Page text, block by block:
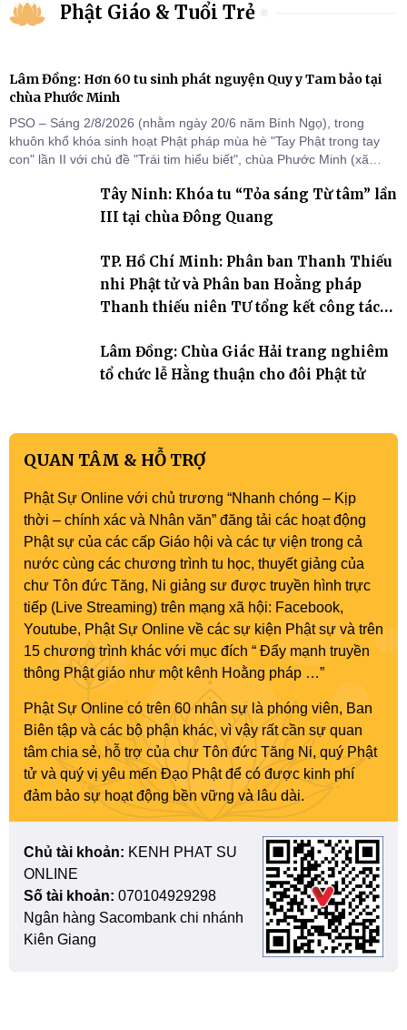
Phật Giáo & Tuổi Trẻ
Lâm Đồng: Hơn 60 tu sinh phát nguyện Quy y Tam bảo tại
chùa Phước Minh
PSO – Sáng 2/8/2026 (nhằm ngày 20/6 năm Bính Ngọ), trong
khuôn khổ khóa sinh hoạt Phật pháp mùa hè "Tay Phật trong tay
con" lần II với chủ đề "Trái tim hiểu biết", chùa Phước Minh (xã
cho hơn 60 tu sinh.Tây Ninh: Khóa tu “Tỏa sáng Từ tâm” lần
III tại chùa Đông Quang
TP. Hồ Chí Minh: Phân ban Thanh Thiếu
nhi Phật tử và Phân ban Hoằng pháp
Thanh thiếu niên TƯ tổng kết công tác
Lâm Đồng: Chùa Giác Hải trang nghiêm
tổ chức lễ Hằng thuận cho đôi Phật tử
QUAN TÂM & HỖ TRỢ
Phật Sự Online với chủ trương “Nhanh chóng – Kịp
thời – chính xác và Nhân văn” đăng tải các hoạt động
Phật sự của các cấp Giáo hội và các tự viện trong cả
nước cùng các chương trình tu học, thuyết giảng của
chư Tôn đức Tăng, Ni giảng sư được truyền hình trực
tiếp (Live Streaming) trên mạng xã hội: Facebook,
Youtube, Phật Sự Online về các sự kiện Phật sự và trên
15 chương trình khác với mục đích “ Đẩy mạnh truyền
thông Phật giáo như một kênh Hoằng pháp …”
Phật Sự Online có trên 60 nhân sự là phóng viên, Ban
Biên tập và các bộ phận khác, vì vậy rất cần sự quan
tâm chia sẻ, hỗ trợ của chư Tôn đức Tăng Ni, quý Phật
tử và quý vị yêu mến Đạo Phật để có được kinh phí
đảm bảo sự hoạt động bền vững và lâu dài.
Chủ tài khoản: KENH PHAT SU
ONLINE
Số tài khoản: 070104929298
Ngân hàng Sacombank chi nhánh
Kiên Giang